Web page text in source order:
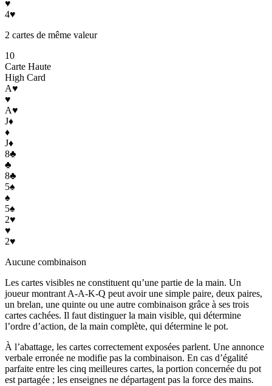
♥
4♥
2 cartes de même valeur
10
Carte Haute
High Card
A♥
♥
A♥
J♦
♦
J♦
8♣
♣
8♣
5♠
♠
5♠
2♥
♥
2♥
Aucune combinaison
Les cartes visibles ne constituent qu’une partie de la main. Un
joueur montrant A-A-K-Q peut avoir une simple paire, deux paires,
un brelan, une quinte ou une autre combinaison grâce à ses trois
cartes cachées. Il faut distinguer la main visible, qui détermine
l’ordre d’action, de la main complète, qui détermine le pot.
À l’abattage, les cartes correctement exposées parlent. Une annonce
verbale erronée ne modifie pas la combinaison. En cas d’égalité
parfaite entre les cinq meilleures cartes, la portion concernée du pot
est partagée ; les enseignes ne départagent pas la force des mains.